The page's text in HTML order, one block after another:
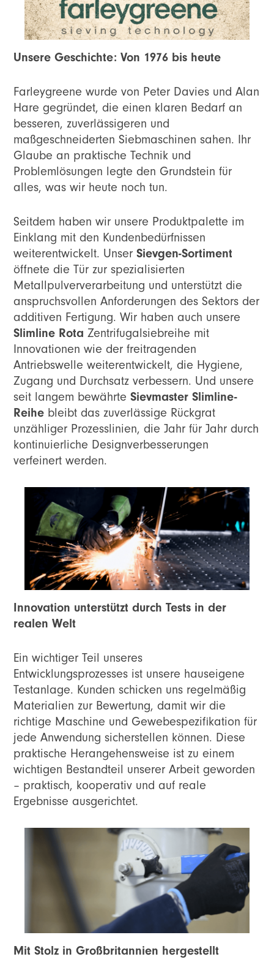
Unsere Geschichte: Von 1976 bis heute
Farleygreene wurde von Peter Davies und Alan
Hare gegründet, die einen klaren Bedarf an
besseren, zuverlässigeren und
maßgeschneiderten Siebmaschinen sahen. Ihr
Glaube an praktische Technik und
Problemlösungen legte den Grundstein für
alles, was wir heute noch tun.
Seitdem haben wir unsere Produktpalette im
Einklang mit den Kundenbedürfnissen
weiterentwickelt. UnserSievgen-Sortiment
öffnete die Tür zur spezialisierten
Metallpulververarbeitung und unterstützt die
anspruchsvollen Anforderungen des Sektors der
additiven Fertigung. Wir haben auch unsere
Slimline Rota Zentrifugalsiebreihe mit
Innovationen wie der freitragenden
Antriebswelle weiterentwickelt, die Hygiene,
Zugang und Durchsatz verbessern. Und unsere
seit langem bewährteSievmaster Slimline-
Reihe bleibt das zuverlässige Rückgrat
unzähliger Prozesslinien, die Jahr für Jahr durch
kontinuierliche Designverbesserungen
verfeinert werden.
Innovation unterstützt durch Tests in der
realen Welt
Ein wichtiger Teil unseres
Entwicklungsprozesses ist unsere hauseigene
Testanlage. Kunden schicken uns regelmäßig
Materialien zur Bewertung, damit wir die
richtige Maschine und Gewebespezifikation für
jede Anwendung sicherstellen können. Diese
praktische Herangehensweise ist zu einem
wichtigen Bestandteil unserer Arbeit geworden
– praktisch, kooperativ und auf reale
Ergebnisse ausgerichtet.
Mit Stolz in Großbritannien hergestellt